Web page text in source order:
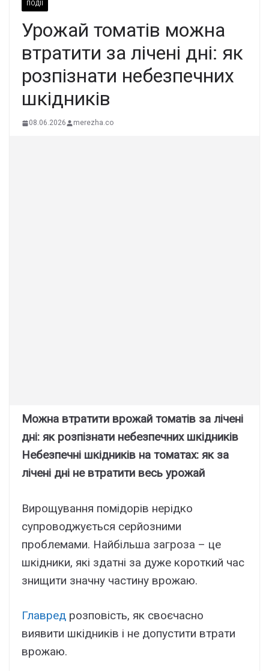
ПОДІЇ
Урожай томатів можна
втратити за лічені дні: як
розпізнати небезпечних
шкідників
08.06.2026 merezha.co
Можна втратити врожай томатів за лічені
дні: як розпізнати небезпечних шкідників
Небезпечні шкідників на томатах: як за
лічені дні не втратити весь урожай
Вирощування помідорів нерідко
супроводжується серйозними
проблемами. Найбільша загроза – це
шкідники, які здатні за дуже короткий час
знищити значну частину врожаю.
Главред розповість, як своєчасно
виявити шкідників і не допустити втрати
врожаю.